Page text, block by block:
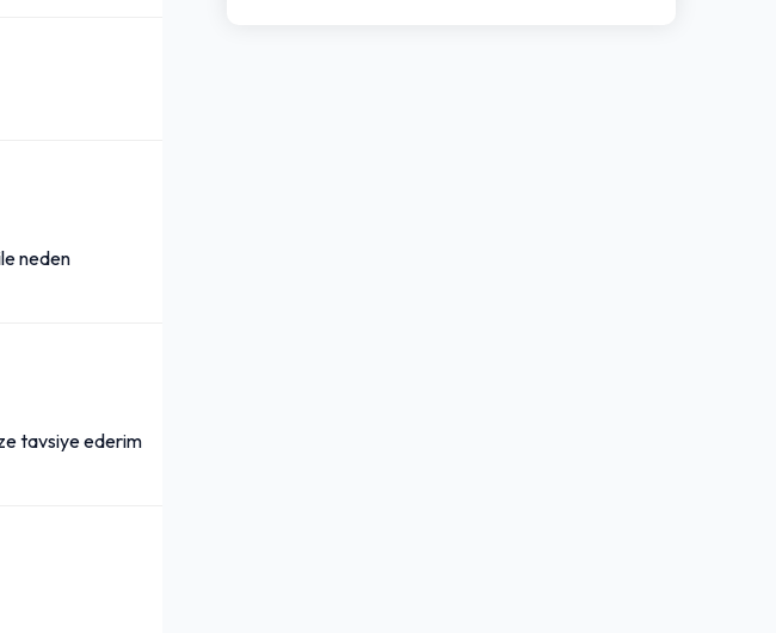
neden
tavsiye ederim